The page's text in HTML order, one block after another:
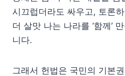
시끄럽더라도 싸우고, 토론
더 살맛 나는 나라를 ‘함께’
니다.
그래서 헌법은 국민의 기본